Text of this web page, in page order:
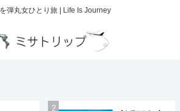
弾丸女ひとり旅 | Life Is Journey